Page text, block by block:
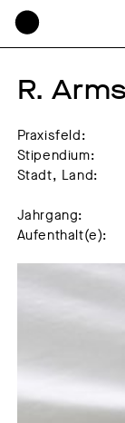
R.
Praxisfeld:
Stipendium:
Stadt, Land:
Jahrgang:
Aufenthalt(e):